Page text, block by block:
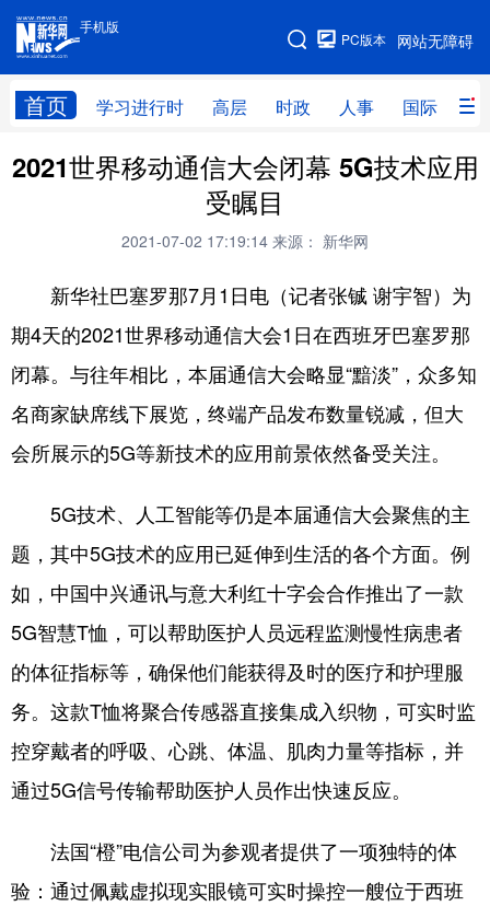
手机版
网站无障碍
PC版本
首页 学习进行时 高层 时政 人事 国际 财
手机版
网站地图
学习进行时 高层 时政 人事
全球连线
科技 科创 量子 体育
文化 书画 健康 军事
法律 中央文件 金融 汽车
学术中国 乡村振兴 银龄 溯源中国
能源
彩票 娱乐 时尚 悦读
公益 一带一路 亚太网 上市公司
文化产业
地方频道
北京 天津 河北 山西
辽宁 吉林 上海 江苏
2021世界移动通信大会闭幕 5G技术应用
受瞩目
2021-07-02 17:19:14 来源： 新华网
新华社巴塞罗那7月1日电（记者张铖 谢宇智）为
期4天的2021世界移动通信大会1日在西班牙巴塞罗那
闭幕。与往年相比，本届通信大会略显“黯淡”，众多知
名商家缺席线下展览，终端产品发布数量锐减，但大
会所展示的5G等新技术的应用前景依然备受关注。
5G技术、人工智能等仍是本届通信大会聚焦的主
题，其中5G技术的应用已延伸到生活的各个方面。例
如，中国中兴通讯与意大利红十字会合作推出了一款
5G智慧T恤，可以帮助医护人员远程监测慢性病患者
的体征指标等，确保他们能获得及时的医疗和护理服
务。这款T恤将聚合传感器直接集成入织物，可实时监
控穿戴者的呼吸、心跳、体温、肌肉力量等指标，并
通过5G信号传输帮助医护人员作出快速反应。
法国“橙”电信公司为参观者提供了一项独特的体
验：通过佩戴虚拟现实眼镜可实时操控一艘位于西班